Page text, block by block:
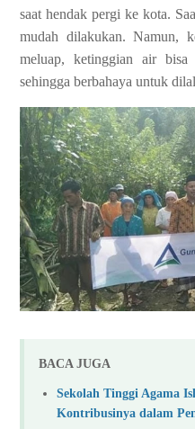
saat hendak pergi ke kota.
mudah dilakukan. Namun,
meluap, ketinggian air bisa
sehingga berbahaya untuk
BACA JUGA
Sekolah Tinggi Agama
Kontribusinya dalam